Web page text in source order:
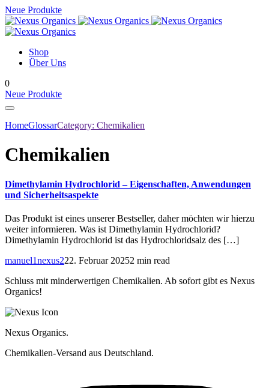
Neue Produkte
Shop
Über Uns
0
Neue Produkte
HomeGlossarCategory: Chemikalien
Chemikalien
Dimethylamin Hydrochlorid – Eigenschaften, Anwendungen
und Sicherheitsaspekte
Das Produkt ist eines unserer Bestseller, daher möchten wir hierzu
weiter informieren. Was ist Dimethylamin Hydrochlorid?
Dimethylamin Hydrochlorid ist das Hydrochloridsalz des […]
manuel1nexus222. Februar 20252 min read
Schluss mit minderwertigen Chemikalien. Ab sofort gibt es Nexus
Organics!
Nexus Organics.
Chemikalien-Versand aus Deutschland.